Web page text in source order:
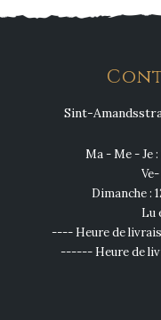
Sint-
Ma - Me - Je :
Dimanche :
Lu
---- Heure de
------ Heure de